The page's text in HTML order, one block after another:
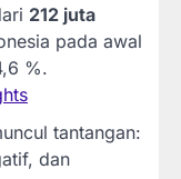
212 juta
pada awal
%.
tantangan:
dan